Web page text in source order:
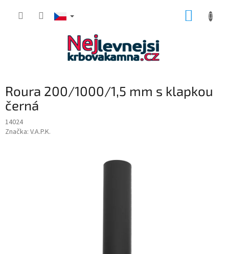
Roura 200/1000/1,5 mm s klapkou
černá
14024
Značka: V.A.P.K.